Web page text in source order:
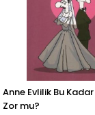
Anne Evlilik Bu Kadar
Zor mu?